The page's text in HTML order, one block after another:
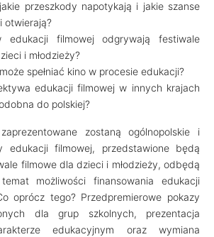
przeszkody napotykają i jakie szanse
otwierają?
filmowej odgrywają festiwale
i młodzieży?
spełniać kino w procesie edukacji?
edukacji filmowej w innych krajach
do polskiej?
zostaną ogólnopolskie i
edukacji filmowej, przedstawione będą
filmowe dla dzieci i młodzieży, odbędą
możliwości finansowania edukacji
oprócz tego? Przedpremierowe pokazy
dla grup szkolnych, prezentacja
edukacyjnym oraz wymiana